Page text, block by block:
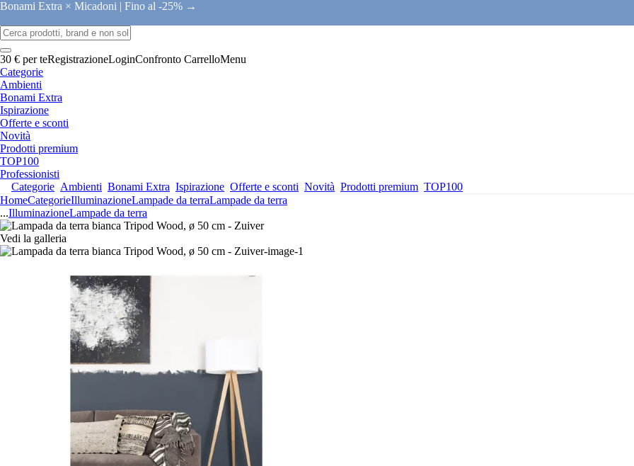
Bonami Extra × Micadoni | Fino al -25% →
30 € per teRegistrazioneLoginConfronto CarrelloMenu
Categorie
Ambienti
Bonami Extra
Ispirazione
Offerte e sconti
Novità
Prodotti premium
TOP100
Professionisti
Categorie Ambienti Bonami Extra Ispirazione Offerte e sconti Novità Prodotti premium TOP100
HomeCategorieIlluminazioneLampade da terraLampade da terra
...IlluminazioneLampade da terra
Vedi la galleria